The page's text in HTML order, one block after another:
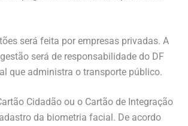
será feita por empresas privadas. A
será de responsabilidade do DF
que administra o transporte público.
Cidadão ou o Cartão de Integração
da biometria facial. De acordo